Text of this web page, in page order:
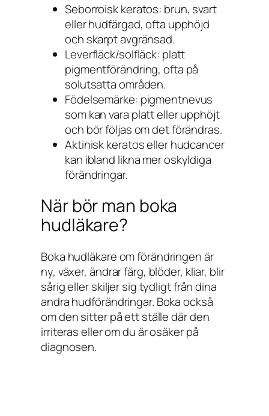
Seborroisk keratos: brun, svart
eller hudfärgad, ofta upphöjd
och skarpt avgränsad.
Leverfläck/solfläck: platt
pigmentförändring, ofta på
solutsatta områden.
Födelsemärke: pigmentnevus
som kan vara platt eller upphöjt
och bör följas om det förändras.
Aktinisk keratos eller hudcancer
kan ibland likna mer oskyldiga
förändringar.
När bör man boka
hudläkare?
Boka hudläkare om förändringen är
ny, växer, ändrar färg, blöder, kliar, blir
sårig eller skiljer sig tydligt från dina
andra hudförändringar. Boka också
om den sitter på ett ställe där den
irriteras eller om du är osäker på
diagnosen.